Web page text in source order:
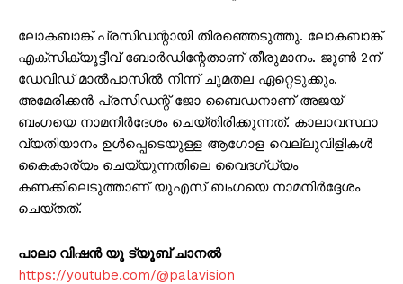
ലോകബാങ്ക് പ്രസിഡന്റായി തിരഞ്ഞെടുത്തു. ലോകബാങ്ക്
എക്സിക്യൂട്ടീവ് ബോർഡിന്റേതാണ് തീരുമാനം. ജൂൺ 2ന്
ഡേവിഡ് മാൽപാസിൽ നിന്ന് ചുമതല ഏറ്റെടുക്കും.
അമേരിക്കൻ പ്രസിഡന്റ് ജോ ബൈഡനാണ് അജയ്
ബംഗയെ നാമനിർദേശം ചെയ്തിരിക്കുന്നത്. കാലാവസ്ഥാ
വ്യതിയാനം ഉൾപ്പെടെയുള്ള ആഗോള വെല്ലുവിളികൾ
കൈകാര്യം ചെയ്യുന്നതിലെ വൈദഗ്ധ്യം
കണക്കിലെടുത്താണ് യുഎസ് ബംഗയെ നാമനിർദ്ദേശം
ചെയ്തത്.
പാലാ വിഷൻ യൂ ട്യൂബ് ചാനൽ
https://youtube.com/@palavision